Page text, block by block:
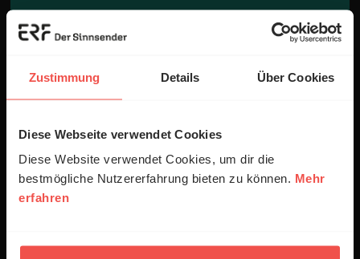
Zustimmung Details Über Cookies
Diese Webseite verwendet Cookies
Diese Website verwendet Cookies, um dir die
bestmögliche Nutzererfahrung bieten zu können. Mehr
erfahren
#7
...
sollten.